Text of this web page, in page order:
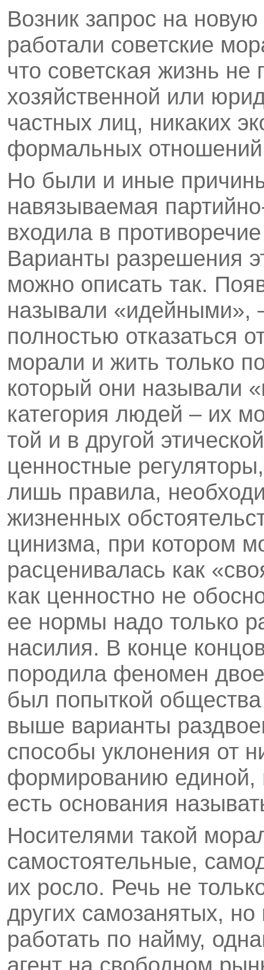
Возник запрос на
работали советские
что советская жизнь не
хозяйственной или
частных лиц, никаких
формальных
Но были и иные
навязываемая
входила в
Варианты разрешения
можно описать так.
называли «идейными»,
полностью отказаться
морали и жить только
который они называли
категория людей – их
той и в другой
ценностные
лишь правила,
жизненных
цинизма, при котором
расценивалась как
как ценностно не
ее нормы надо только
насилия. В конце
породила феномен
был попыткой
выше варианты
способы уклонения от
формированию единой,
есть основания
Носителями такой
самостоятельные,
их росло. Речь не
других самозанятых, но
работать по найму,